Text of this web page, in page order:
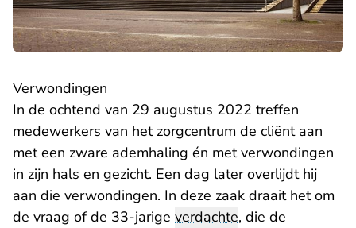
Verwondingen
In de ochtend van 29 augustus 2022 treffen
medewerkers van het zorgcentrum de cliënt aan
met een zware ademhaling én met verwondingen
in zijn hals en gezicht. Een dag later overlijdt hij
aan die verwondingen. In deze zaak draait het om
de vraag of de 33-jarige verdachte, die de